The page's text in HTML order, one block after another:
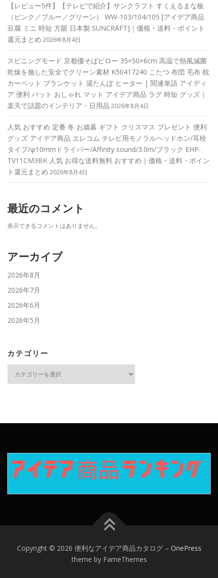
【レビュー5件】【テレビで紹介】サンクラフト すくえるまな板
（ピンク／ブルー／グリーン） WW-103/104/105 [アイデア商品
豆腐 ミニ 時短 方眼 日本製 SUNCRAFT]｜価格・送料・ポイント
還元まとめ 2026年8月4日
スピニングモード 京都優そばピロー 35×50×6cm 高温で熱風減菌
乾燥を施した安全でクリーン素材 K50417240 こたつ 布団 毛布 枕
カーペット ブランケット 湯たんぽ ヒーター | 関連単語 アイディ
ア 便利 パット おしゃれ マット アイデア商品 ラグ 時短 グッズ｜
楽天で話題のインテリア・日用品 2026年8月4日
人気 おすすめ 定番 冬 お歳暮 ギフト クリスマス プレゼント 便利
グッズ アイデア商品 エレコム テレビ用モノラルヘッドホン/耳栓
タイプ/φ10mmドライバー/Affinity sound/3.0m/ブラック EHP-
TV11CM3BK 人気 お得な送料無料 おすすめ｜価格・送料・ポイン
ト還元まとめ 2026年8月4日
最近のコメント
表示できるコメントはありません。
アーカイブ
2026年8月
2026年7月
2026年6月
2026年5月
カテゴリー
Copyright © 2026 便利なアイデア商品カタログ – OnePress
theme by FameThemes